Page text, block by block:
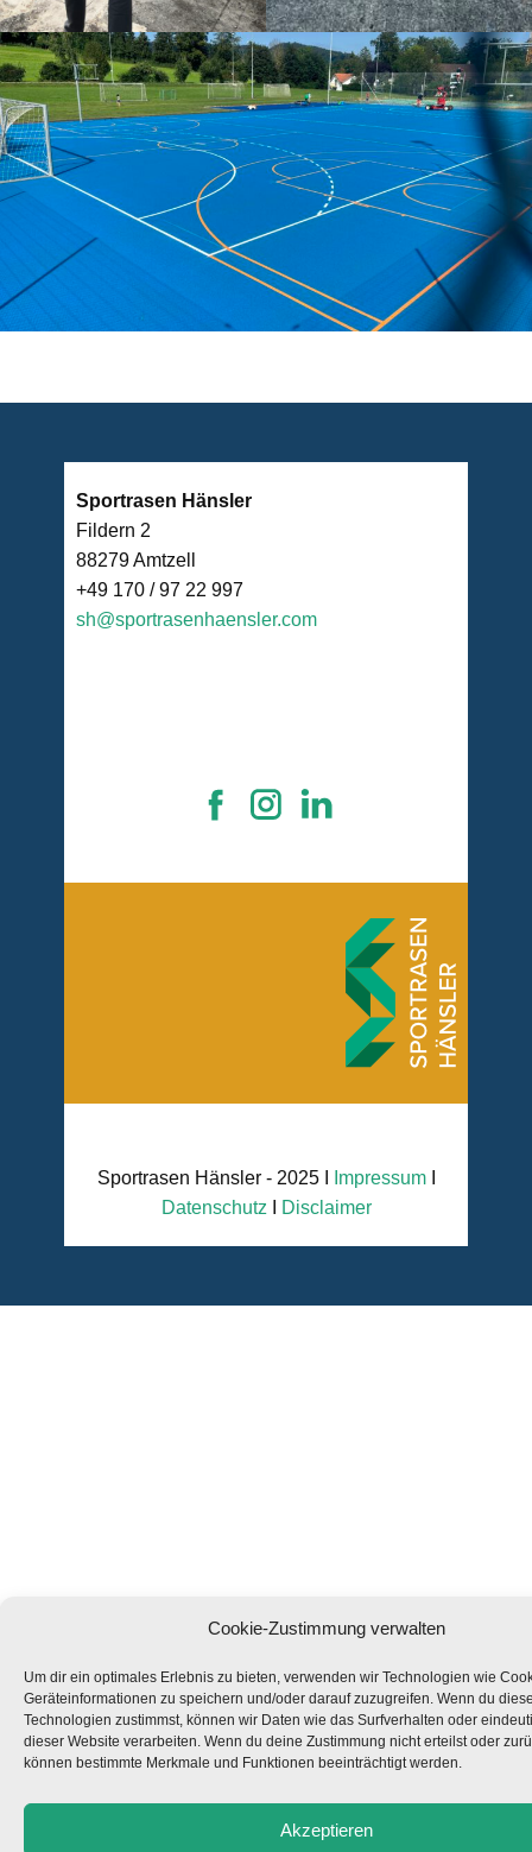
Cookie-Zustimmung verwalten
Um dir ein optimales Erlebnis zu bieten, verwenden wir Technologien wie
Geräteinformationen zu speichern und/oder darauf zuzugreifen. Wenn du
Technologien zustimmst, können wir Daten wie das Surfverhalten oder
dieser Website verarbeiten. Wenn du deine Zustimmung nicht erteilst oder
können bestimmte Merkmale und Funktionen beeinträchtigt werden.
Akzeptieren
Sportrasen Hänsler
Fildern 2
88279 Amtzell
+49 170 / 97 22 997
sh@sportrasenhaensler.com
Sportrasen Hänsler - 2025 I ImpressumI
Datenschutz
Disclaimer